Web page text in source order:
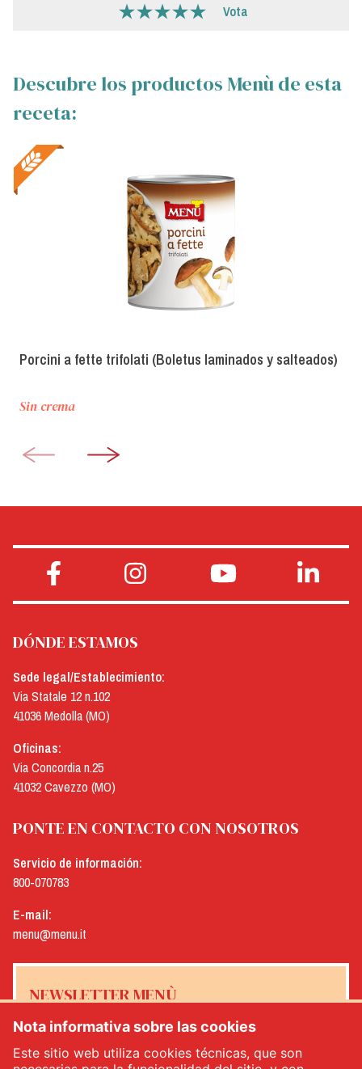
Vota
Descubre los productos Menù de esta
receta:
Porcini a fette trifolati (Boletus laminados y salteados)
Sin crema
DÓNDE ESTAMOS
Sede legal/Establecimiento:
Via Statale 12 n.102
41036 Medolla (MO)
Oficinas:
Via Concordia n.25
41032 Cavezzo (MO)
PONTE EN CONTACTO CON NOSOTROS
Servicio de información:
800-070783
E-mail:
menu@menu.it
NEWSLETTER MENÙ
Nota informativa sobre las cookies
Este sitio web utiliza cookies técnicas, que son